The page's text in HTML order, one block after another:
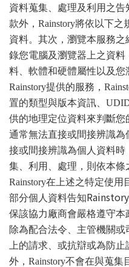
資料蒐集、處理及利用之
款外， Rainstory將依以下之
資料。其次，瀏覽本服務之
錄您電腦及瀏覽器上之資料
料、軟體和硬體屬性以及您
Rainstory提供的服務，
置的類型與版本資訊、
供的地理定位資料來判斷
通常無法直接或間接辨識
接或間接辨識為個人資料時
集、利用、處理，則依本條
Rainstory在上述之特定使用
部分個人資料告知Rainstory
保該協力廠商會嚴格遵守本
除為配合法令、主管機關
上的請求、或抗辯或為防
外， Rainstory不會在與蒐集